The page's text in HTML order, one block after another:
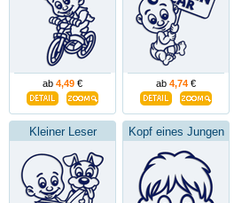
ab 4,49 € ab 4,74 €
Kleiner Leser Kopf eines Jungen